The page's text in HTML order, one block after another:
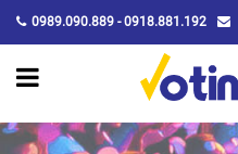
0989.090.889 - 0918.881.192